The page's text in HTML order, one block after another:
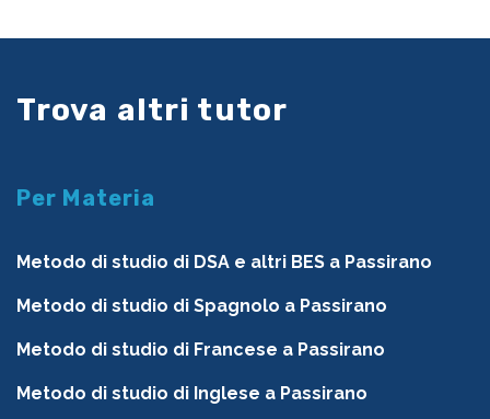
Trova altri tutor
Per Materia
Metodo di studio di DSA e altri BES a Passirano
Metodo di studio di Spagnolo a Passirano
Metodo di studio di Francese a Passirano
Metodo di studio di Inglese a Passirano